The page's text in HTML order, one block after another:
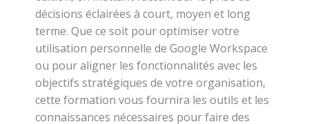
décisions éclairées à court, moyen et long
terme. Que ce soit pour optimiser votre
utilisation personnelle de Google Workspace
ou pour aligner les fonctionnalités avec les
objectifs stratégiques de votre organisation,
cette formation vous fournira les outils et les
connaissances nécessaires pour faire des